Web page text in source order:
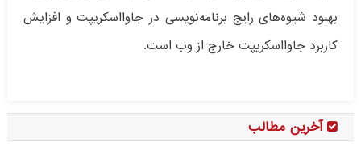
بهبود شیوه‌های رایج برنامه‌نویسی در جاوااسکریپت و افزایش
کاربرد جاوااسکریپت خارج از وب است.
آخرین مطالب